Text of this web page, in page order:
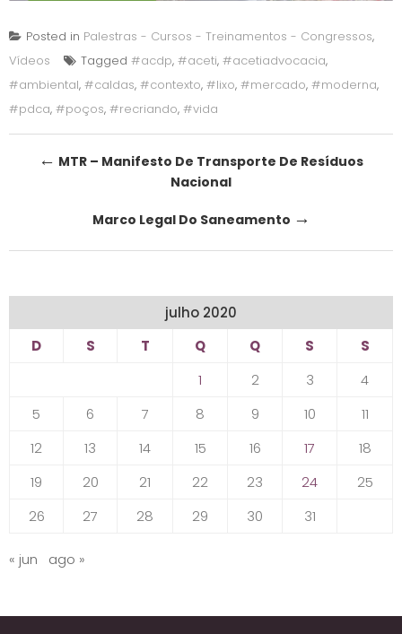
Posted in Palestras - Cursos - Treinamentos - Congressos,
Vídeos
Tagged #acdp, #aceti, #acetiadvocacia,
#ambiental, #caldas, #contexto, #lixo, #mercado, #moderna,
#pdca, #poços, #recriando, #vida
Post
← MTR – Manifesto De Transporte De Resíduos
Nacional
Marco Legal Do Saneamento →
julho 2020
D
S T Q Q S
S
1
2 3
4
5
6 7 8 9 10
11
12
13 14 15 16 17
18
19
20 21 22 23 24
25
26
27 28 29 30 31
« jun ago »